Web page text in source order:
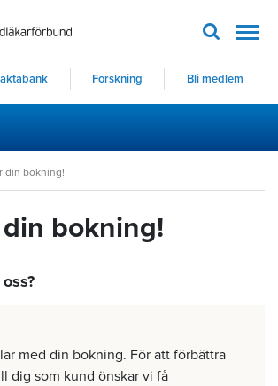
Forskning Bli medlem
din bokning!
bokning!
med din bokning. För att förbättra
dig som kund önskar vi få